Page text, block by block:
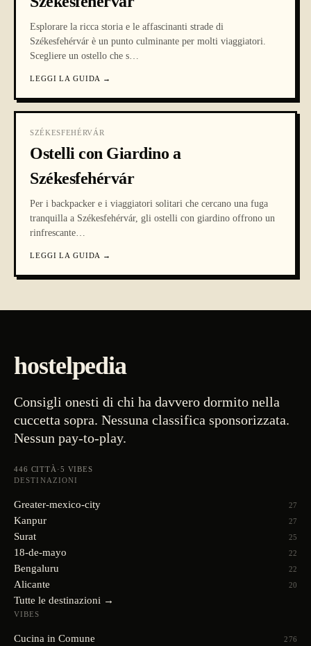
Esplorare la ricca storia e le affascinanti strade di
Székesfehérvár è un punto culminante per molti viaggiatori.
Scegliere un ostello che s…
LEGGI LA GUIDA →
SZÉKESFEHÉRVÁR
Ostelli con Giardino a
Székesfehérvár
Per i backpacker e i viaggiatori solitari che cercano una fuga
tranquilla a Székesfehérvár, gli ostelli con giardino offrono un
rinfrescante…
LEGGI LA GUIDA →
hostelpedia
Consigli onesti di chi ha davvero dormito nella
cuccetta sopra. Nessuna classifica sponsorizzata.
Nessun pay-to-play.
446 CITTÀ ·5 VIBES
DESTINAZIONI
Greater-mexico-city 27
Kanpur 27
Surat 25
18-de-mayo 22
Bengaluru 22
Alicante 20
Tutte le destinazioni →
VIBES
Cucina in Comune 276